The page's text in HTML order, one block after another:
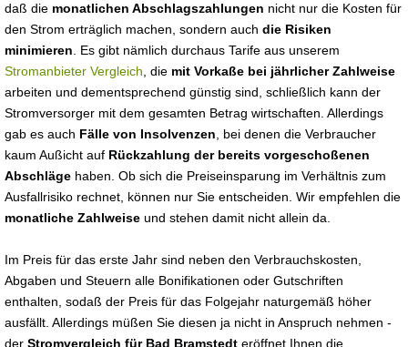
daß die monatlichen Abschlagszahlungen nicht nur die Kosten für
den Strom erträglich machen, sondern auch die Risiken
minimieren . Es gibt nämlich durchaus Tarife aus unserem
Stromanbieter Vergleich , die mit Vorkaße bei jährlicher Zahlweise
arbeiten und dementsprechend günstig sind, schließlich kann der
Stromversorger mit dem gesamten Betrag wirtschaften. Allerdings
gab es auch Fälle von Insolvenzen , bei denen die Verbraucher
kaum Außicht auf Rückzahlung der bereits vorgeschoßenen
Abschläge haben. Ob sich die Preiseinsparung im Verhältnis zum
Ausfallrisiko rechnet, können nur Sie entscheiden. Wir empfehlen die
monatliche Zahlweise und stehen damit nicht allein da.
Im Preis für das erste Jahr sind neben den Verbrauchskosten,
Abgaben und Steuern alle Bonifikationen oder Gutschriften
enthalten, sodaß der Preis für das Folgejahr naturgemäß höher
ausfällt. Allerdings müßen Sie diesen ja nicht in Anspruch nehmen -
der Stromvergleich für Bad Bramstedt eröffnet Ihnen die